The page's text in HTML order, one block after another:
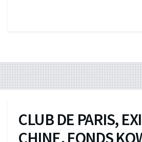
CLUB DE PARIS,